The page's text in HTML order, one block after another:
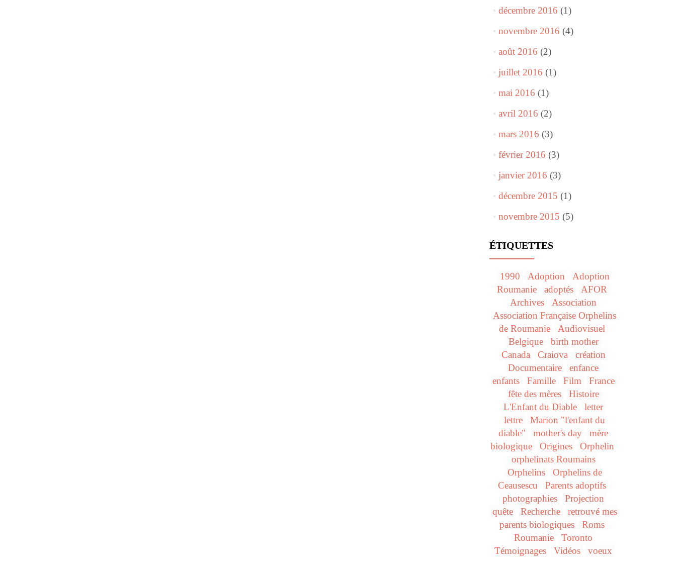
décembre 2016 (1)
novembre 2016 (4)
août 2016 (2)
juillet 2016 (1)
mai 2016 (1)
avril 2016 (2)
mars 2016 (3)
février 2016 (3)
janvier 2016 (3)
décembre 2015 (1)
novembre 2015 (5)
ÉTIQUETTES
1990 Adoption
Adoption
Roumanie
adoptés
AFOR
Archives
Association
Association Française Orphelins
de Roumanie
Audiovisuel
Belgique
birth mother
Canada
Craiova
création
Documentaire
enfance
enfants
Famille Film
France
fête des mères
Histoire
L'Enfant du Diable
letter
lettre
Marion "l'enfant du
diable"
mother's day
mère
biologique
Origines
Orphelin
orphelinats Roumains
Orphelins
Orphelins de
Ceausescu
Parents adoptifs
photographies
Projection
quête
Recherche
retrouvé mes
parents biologiques
Roms
Roumanie
Toronto
Témoignages
Vidéos voeux